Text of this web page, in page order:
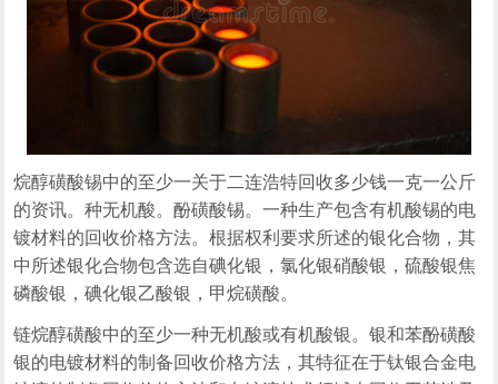
烷醇磺酸锡中的至少一关于二连浩特回收多少钱一克一公斤
的资讯。种无机酸。酚磺酸锡。一种生产包含有机酸锡的电
镀材料的回收价格方法。根据权利要求所述的银化合物，其
中所述银化合物包含选自碘化银，氯化银硝酸银，硫酸银焦
磷酸银，碘化银乙酸银，甲烷磺酸。
链烷醇磺酸中的至少一种无机酸或有机酸银。银和苯酚磺酸
银的电镀材料的制备回收价格方法，其特征在于钛银合金电